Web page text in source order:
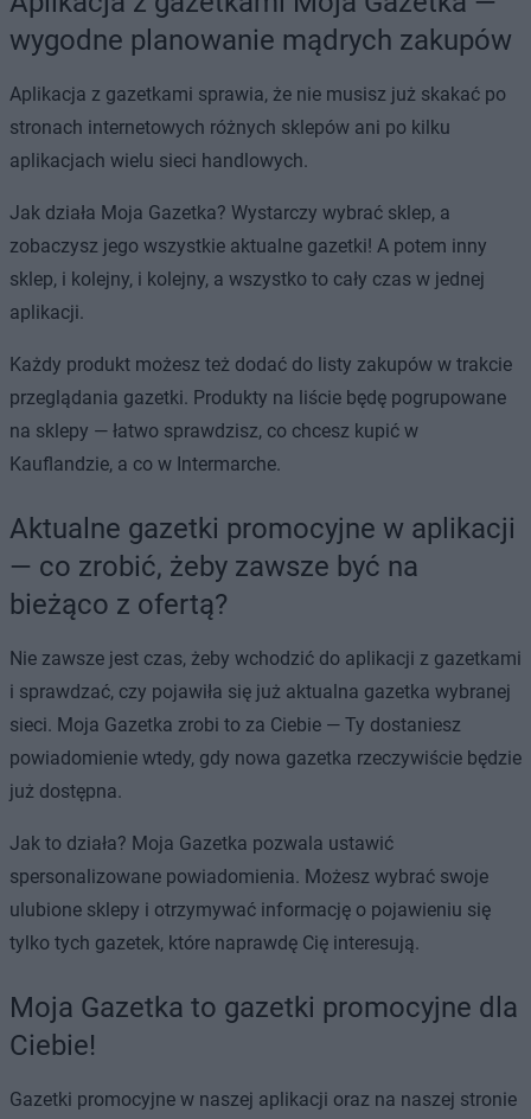
wygodne planowanie mądrych zakupów
Aplikacja z gazetkami sprawia, że nie musisz już skakać po
stronach internetowych różnych sklepów ani po kilku
aplikacjach wielu sieci handlowych.
Jak działa Moja Gazetka? Wystarczy wybrać sklep, a
zobaczysz jego wszystkie aktualne gazetki! A potem inny
sklep, i kolejny, i kolejny, a wszystko to cały czas w jednej
aplikacji.
Każdy produkt możesz też dodać do listy zakupów w trakcie
przeglądania gazetki. Produkty na liście będę pogrupowane
na sklepy — łatwo sprawdzisz, co chcesz kupić w
Kauflandzie, a co w Intermarche.
Aktualne gazetki promocyjne w aplikacji
— co zrobić, żeby zawsze być na
bieżąco z ofertą?
Nie zawsze jest czas, żeby wchodzić do aplikacji z gazetkami
i sprawdzać, czy pojawiła się już aktualna gazetka wybranej
sieci. Moja Gazetka zrobi to za Ciebie — Ty dostaniesz
powiadomienie wtedy, gdy nowa gazetka rzeczywiście będzie
już dostępna.
Jak to działa? Moja Gazetka pozwala ustawić
spersonalizowane powiadomienia. Możesz wybrać swoje
ulubione sklepy i otrzymywać informację o pojawieniu się
tylko tych gazetek, które naprawdę Cię interesują.
Moja Gazetka to gazetki promocyjne dla
Ciebie!
Gazetki promocyjne w naszej aplikacji oraz na naszej stronie